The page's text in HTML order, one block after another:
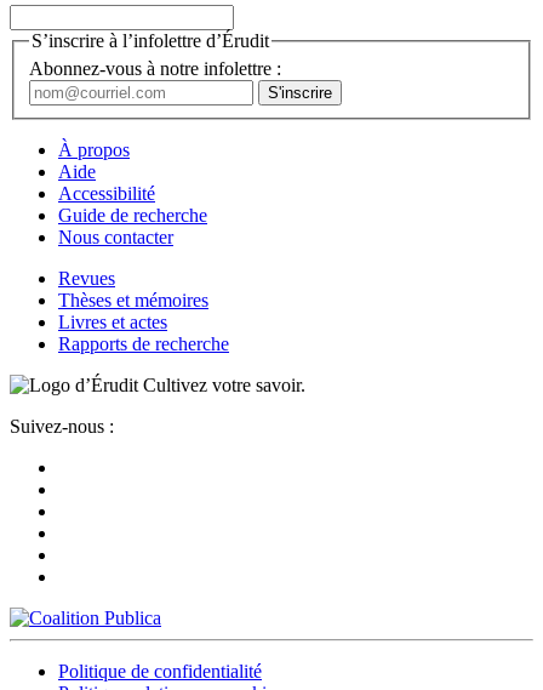
S’inscrire à l’infolettre d’Érudit
Abonnez-vous à notre infolettre :
À propos
Aide
Accessibilité
Guide de recherche
Nous contacter
Revues
Thèses et mémoires
Livres et actes
Rapports de recherche
Cultivez votre savoir.
Suivez-nous :
Politique de confidentialité